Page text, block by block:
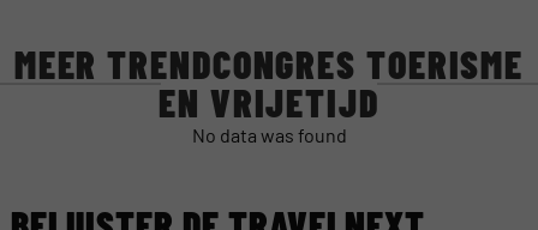
MEER TRENDCONGRES TOERISME
EN VRIJETIJD
No data was found